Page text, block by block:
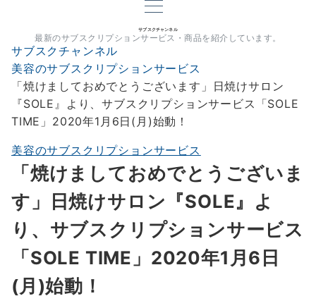
サブスクチャンネル
最新のサブスクリプションサービス・商品を紹介しています。
サブスクチャンネル
美容のサブスクリプションサービス
「焼けましておめでとうございます」日焼けサロン
『SOLE』より、サブスクリプションサービス「SOLE
TIME」2020年1月6日(月)始動！
美容のサブスクリプションサービス
「焼けましておめでとうございま
す」日焼けサロン『SOLE』よ
り、サブスクリプションサービス
「SOLE TIME」2020年1月6日
(月)始動！